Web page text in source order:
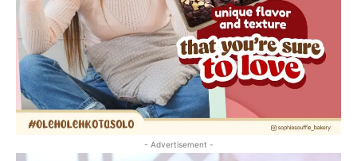
- Advertisement -